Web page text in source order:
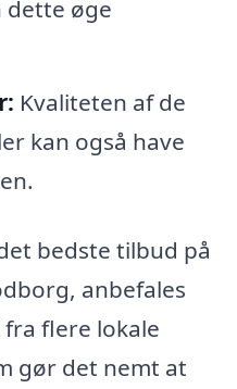
dette øge
Kvaliteten af de
kan også have
bedste tilbud på
anbefales
flere lokale
gør det nemt at